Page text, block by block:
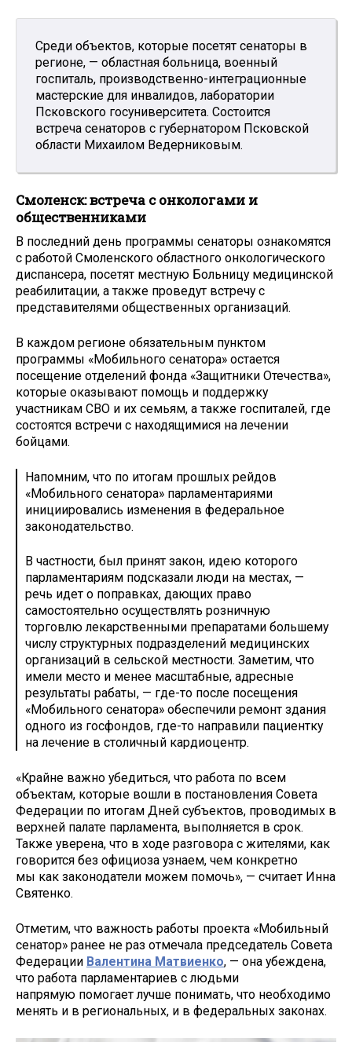
Среди объектов, которые посетят сенаторы в
регионе, — областная больница, военный
госпиталь, производственно-интеграционные
мастерские для инвалидов, лаборатории
Псковского госуниверситета. Состоится
встреча сенаторов с губернатором Псковской
области Михаилом Ведерниковым.
Смоленск: встреча с онкологами и
общественниками
В последний день программы сенаторы ознакомятся
с работой Смоленского областного онкологического
диспансера, посетят местную Больницу медицинской
реабилитации, а также проведут встречу с
представителями общественных организаций.
В каждом регионе обязательным пунктом
программы «Мобильного сенатора» остается
посещение отделений фонда «Защитники Отечества»,
которые оказывают помощь и поддержку
участникам СВО и их семьям, а также госпиталей, где
состоятся встречи с находящимися на лечении
бойцами.
Напомним, что по итогам прошлых рейдов
«Мобильного сенатора» парламентариями
инициировались изменения в федеральное
законодательство.
В частности, был принят закон, идею которого
парламентариям подсказали люди на местах, —
речь идет о поправках, дающих право
самостоятельно осуществлять розничную
торговлю лекарственными препаратами большему
числу структурных подразделений медицинских
организаций в сельской местности. Заметим, что
имели место и менее масштабные, адресные
результаты рабаты, — где-то после посещения
«Мобильного сенатора» обеспечили ремонт здания
одного из госфондов, где-то направили пациентку
на лечение в столичный кардиоцентр.
«Крайне важно убедиться, что работа по всем
объектам, которые вошли в постановления Совета
Федерации по итогам Дней субъектов, проводимых в
верхней палате парламента, выполняется в срок.
Также уверена, что в ходе разговора с жителями, как
говорится без официоза узнаем, чем конкретно
мы как законодатели можем помочь», — считает Инна
Святенко.
Отметим, что важность работы проекта «Мобильный
сенатор» ранее не раз отмечала председатель Совета
Федерации Валентина Матвиенко, — она убеждена,
что работа парламентариев с людьми
напрямую помогает лучше понимать, что необходимо
менять и в региональных, и в федеральных законах.